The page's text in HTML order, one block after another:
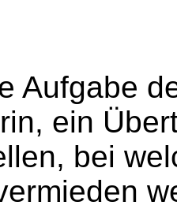
Aufgabe
ein
bei